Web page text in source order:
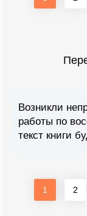
Возникли
работы по
текст книги
1 2